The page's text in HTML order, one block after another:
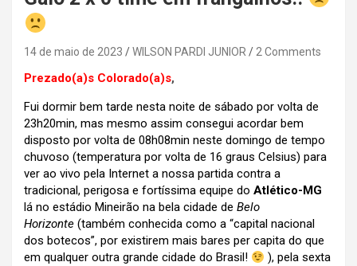
14 de maio de 2023 WILSON PARDI JUNIOR 2 Comments
Prezado(a)s Colorado(a)s,
Fui dormir bem tarde nesta noite de sábado por volta de
23h20min, mas mesmo assim consegui acordar bem
disposto por volta de 08h08min neste domingo de tempo
chuvoso (temperatura por volta de 16 graus Celsius) para
ver ao vivo pela Internet a nossa partida contra a
tradicional, perigosa e fortíssima equipe do Atlético-MG
lá no estádio Mineirão na bela cidade de Belo
Horizonte (também conhecida como a “capital nacional
dos botecos”, por existirem mais bares per capita do que
em qualquer outra grande cidade do Brasil!
), pela sexta